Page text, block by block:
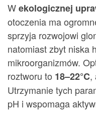
Wekologicznej
otoczenia ma
sprzyja rozwojowi
natomiast zbyt niska
mikroorganizmów.
roztworu to 18–22°C,
Utrzymanie tych
pH i wspomaga